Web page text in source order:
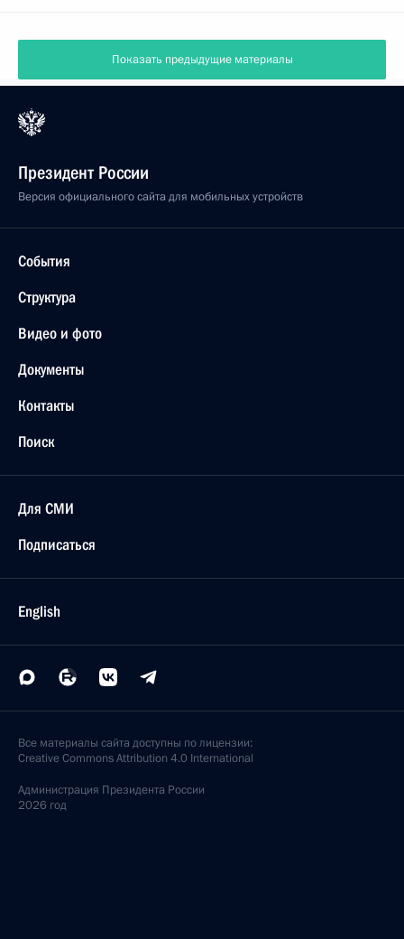
Показать предыдущие материалы
Президент России
Версия официального сайта для мобильных устройств
События
Структура
Видео и фото
Документы
Контакты
Поиск
Для СМИ
Подписаться
English
Все материалы сайта доступны по лицензии:
Creative Commons Attribution 4.0 International
Администрация Президента России
2026 год